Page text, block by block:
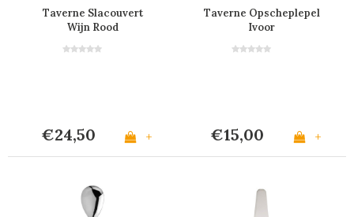
Taverne Slacouvert
Wijn Rood
€24,50 +
Taverne Opscheplepel
Ivoor
€15,00 +